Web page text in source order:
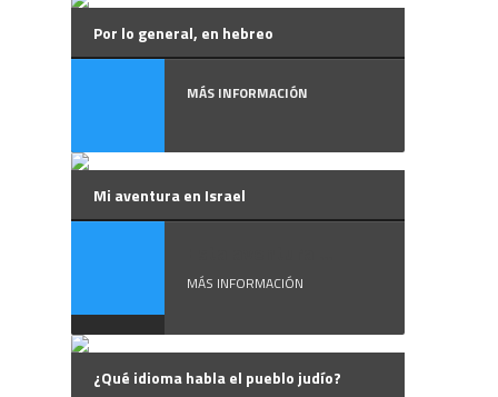
Por lo general, en hebreo
MÁS INFORMACIÓN
Mi aventura en Israel
MÁS INFORMACIÓN
¿Qué idioma habla el pueblo judío?